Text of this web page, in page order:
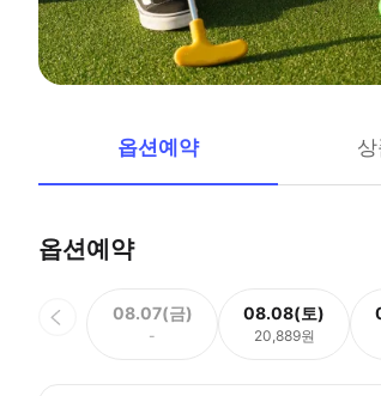
옵션예약
옵션예약
08.07(금)
-
08.08(토)
20,889원